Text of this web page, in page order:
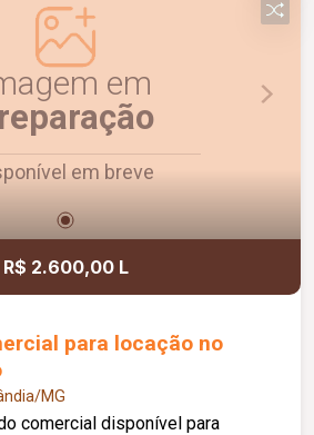
e conheça!
em
em breve
R$ 2.600,00 L
para locação no
MG
comercial disponível para